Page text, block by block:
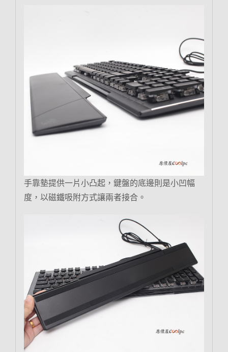
手靠墊提供一片小凸起，鍵盤的底邊則是小凹幅
度，以磁鐵吸附方式讓兩者接合。